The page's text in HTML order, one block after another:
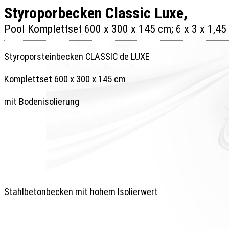
Styroporbecken Classic Luxe,
Styroporsteinbecken CLASSIC de LUXE
Komplettset 600 x 300 x 145 cm
mit Bodenisolierung
Stahlbetonbecken mit hohem Isolierwert